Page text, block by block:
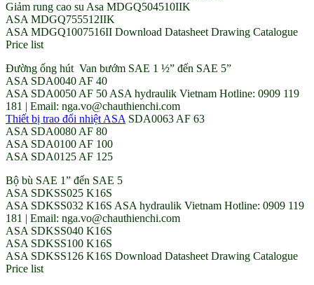
Giảm rung cao su Asa MDGQ504510IIK
ASA MDGQ755512IIK
ASA MDGQ1007516II Download Datasheet Drawing Catalogue
Price list
Đường ống hút Van bướm SAE 1 ½” đến SAE 5”
ASA SDA0040 AF 40
ASA SDA0050 AF 50 ASA hydraulik Vietnam Hotline: 0909 119
181 | Email: nga.vo@chauthienchi.com
Thiết bị trao đổi nhiệt ASA SDA0063 AF 63
ASA SDA0080 AF 80
ASA SDA0100 AF 100
ASA SDA0125 AF 125
Bộ bù SAE 1” đến SAE 5
ASA SDKSS025 K16S
ASA SDKSS032 K16S ASA hydraulik Vietnam Hotline: 0909 119
181 | Email: nga.vo@chauthienchi.com
ASA SDKSS040 K16S
ASA SDKSS100 K16S
ASA SDKSS126 K16S Download Datasheet Drawing Catalogue
Price list